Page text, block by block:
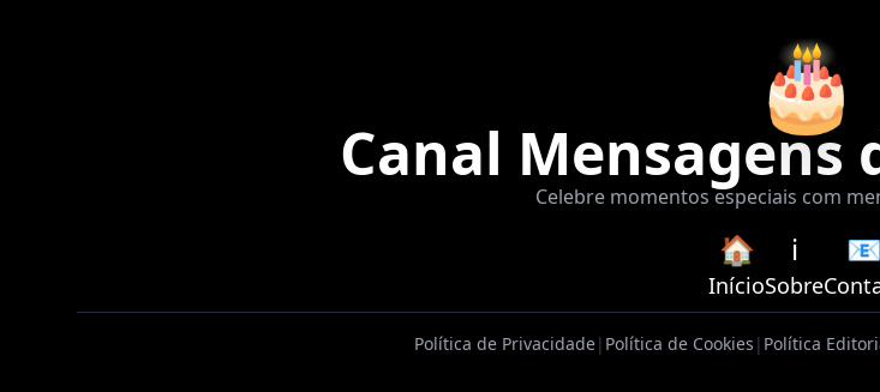
🎂
Canal Mensagens
Celebre momentos especiais com
🏠
Início
ℹ️
Sobre
📧
Política de Privacidade| Política de Cookies | Política